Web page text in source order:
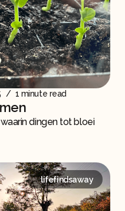
/ 1 minute read
dingen tot bloei
lifefindsaway